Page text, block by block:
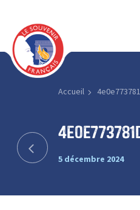
Accueil
5 décembre 2024